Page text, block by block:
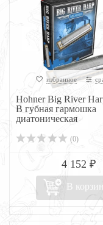
избранное
Hohner Big River
B губная гармошка
диатоническая
(0)
4 152 ₽
В